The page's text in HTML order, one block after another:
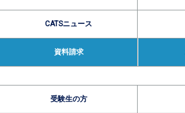
CATSニュース
資料請求
受験生の方